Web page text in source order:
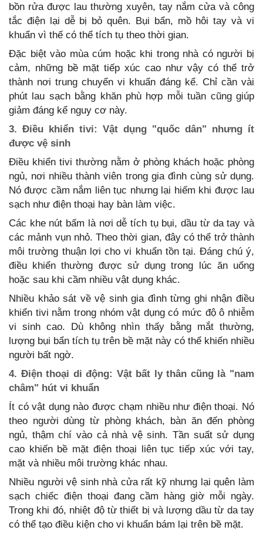
bồn rửa được lau thường xuyên, tay nắm cửa và công
tắc điện lại dễ bị bỏ quên. Bụi bẩn, mồ hôi tay và vi
khuẩn vì thế có thể tích tụ theo thời gian.
Đặc biệt vào mùa cúm hoặc khi trong nhà có người bị
cảm, những bề mặt tiếp xúc cao như vậy có thể trở
thành nơi trung chuyển vi khuẩn đáng kể. Chỉ cần vài
phút lau sạch bằng khăn phù hợp mỗi tuần cũng giúp
giảm đáng kể nguy cơ này.
3. Điều khiển tivi: Vật dụng "quốc dân" nhưng ít
được vệ sinh
Điều khiển tivi thường nằm ở phòng khách hoặc phòng
ngủ, nơi nhiều thành viên trong gia đình cùng sử dụng.
Nó được cầm nắm liên tục nhưng lại hiếm khi được lau
sạch như điện thoại hay bàn làm việc.
Các khe nút bấm là nơi dễ tích tụ bụi, dầu từ da tay và
các mảnh vụn nhỏ. Theo thời gian, đây có thể trở thành
môi trường thuận lợi cho vi khuẩn tồn tại. Đáng chú ý,
điều khiển thường được sử dụng trong lúc ăn uống
hoặc sau khi cầm nhiều vật dụng khác.
Nhiều khảo sát về vệ sinh gia đình từng ghi nhận điều
khiển tivi nằm trong nhóm vật dụng có mức độ ô nhiễm
vi sinh cao. Dù không nhìn thấy bằng mắt thường,
lượng bụi bẩn tích tụ trên bề mặt này có thể khiến nhiều
người bất ngờ.
4. Điện thoại di động: Vật bất ly thân cũng là "nam
châm" hút vi khuẩn
Ít có vật dụng nào được chạm nhiều như điện thoại. Nó
theo người dùng từ phòng khách, bàn ăn đến phòng
ngủ, thậm chí vào cả nhà vệ sinh. Tần suất sử dụng
cao khiến bề mặt điện thoại liên tục tiếp xúc với tay,
mặt và nhiều môi trường khác nhau.
Nhiều người vệ sinh nhà cửa rất kỹ nhưng lại quên làm
sạch chiếc điện thoại đang cầm hàng giờ mỗi ngày.
Trong khi đó, nhiệt độ từ thiết bị và lượng dầu từ da tay
có thể tạo điều kiện cho vi khuẩn bám lại trên bề mặt.